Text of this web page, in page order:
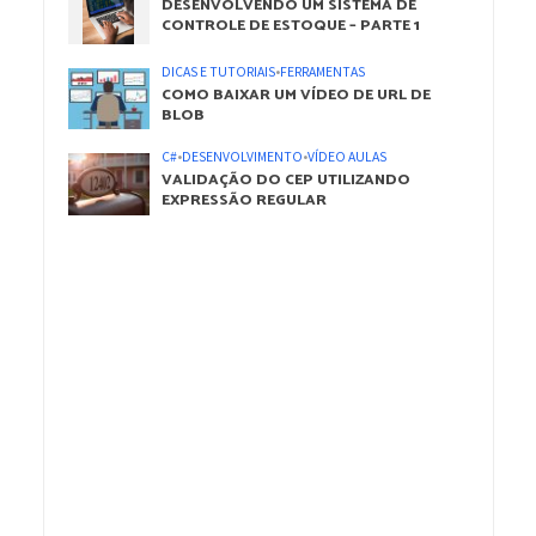
DESENVOLVENDO UM SISTEMA DE
CONTROLE DE ESTOQUE – PARTE 1
DICAS E TUTORIAIS•FERRAMENTAS
COMO BAIXAR UM VÍDEO DE URL DE
BLOB
C#•DESENVOLVIMENTO•VÍDEO AULAS
VALIDAÇÃO DO CEP UTILIZANDO
EXPRESSÃO REGULAR